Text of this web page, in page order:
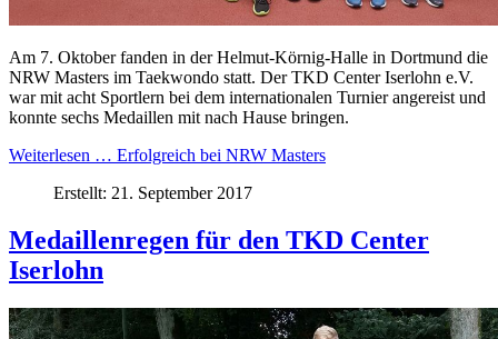
Am 7. Oktober fanden in der Helmut-Körnig-Halle in Dortmund die
NRW Masters im Taekwondo statt. Der TKD Center Iserlohn e.V.
war mit acht Sportlern bei dem internationalen Turnier angereist und
konnte sechs Medaillen mit nach Hause bringen.
Weiterlesen … Erfolgreich bei NRW Masters
Erstellt: 21. September 2017
Medaillenregen für den TKD Center
Iserlohn